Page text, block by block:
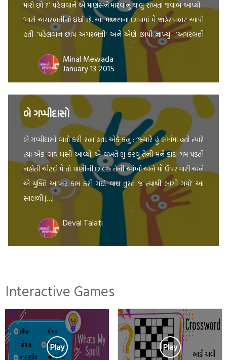
મારો છો ?’ પહેલવાને એ માણસને મારવાનું ચાલુ રાખતાં જવાબ આપ્યો :
‘મારો અગરબત્તીનો ધંધો છે. આ માણસના છાપામાં મેં જાહેરખબર આપી
હતી ‘પહેલવાન છાપ અગરબત્તી’ અને એણે છાપી નાખ્યું- ‘અગરબત્તી
Minal Mewada
January 13 2015
બે ગપ્પીદાસો
બે ગપ્પીદાસો વાતો કરી રહ્યા હતા. એકે કહ્યું : ‘જ્યારે હું બર્મામાં હતો ત્યારે
ત્યાં એક વાઘ ધસી આવ્યો. એ વખતે શું કરવું તેની મને કાંઈ ગમ પડતી
નહોતી એટલે મેં તો પાણીની છાલક તેની આંખો અને મોં ઉપર મારી અને
એ યુક્તિ આખર કામ કરી ગઈ. વાઘ તુરત જ ત્યાંથી ભાગી ગયો’ આ
સાંભળી […]
Deval Talati
Interactive Games
Play Play